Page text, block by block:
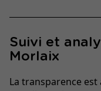
Suivi et
Morlaix
La transparence